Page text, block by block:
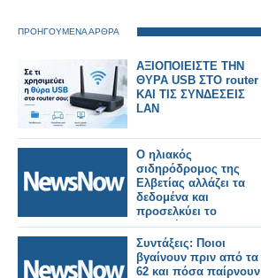
ΠΡΟΗΓΟΥΜΕΝΑ ΑΡΘΡΑ
ΑΞΙΟΠΟΙΕΙΣΤΕ ΤΗΝ
ΘΥΡΑ USB ΣΤΟ router
ΚΑΙ ΤΙΣ ΣΥΝΔΕΣΕΙΣ
LAN
Ο ηλιακός
σιδηρόδρομος της
Ελβετίας αλλάζει τα
δεδομένα και
προσελκύει το
ενδιαφέρον της
Ιταλίας και όχι μόνο.
Συντάξεις: Ποιοι
βγαίνουν πριν από τα
62 και πόσα παίρνουν